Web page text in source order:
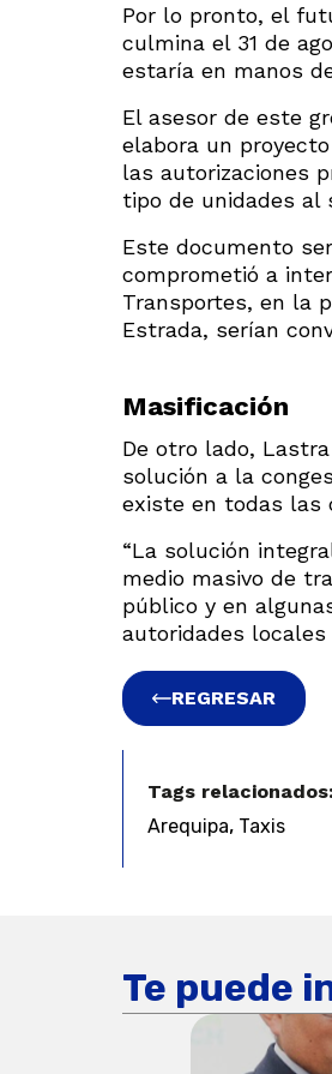
Por lo pronto, el
culmina el 31 de
estaría en manos
El asesor de este
elabora un
las autorizaciones
tipo de unidades al
Este documento
comprometió a
Transportes, en la
Estrada, serían
Masificación
De otro lado,
solución a la
existe en todas las
“La solución
medio masivo de
público y en
autoridades
REGRESAR
Tags relacionados:
Arequipa, Taxis
Te puede